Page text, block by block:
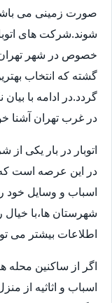
صورت زمینی می
شوند.شرکت های
خصوص در شهر
گشته که انتخاب
گردد.در ادامه با بیان
در غرب تهران آشنا
اتوبار در بار یکی
در این عرصه است که
اسباب و وسایل خود
شهرستان ها،با
اطلاعات بیشتر می
اگر از ساکنین محله
اسباب و اثاثیه از